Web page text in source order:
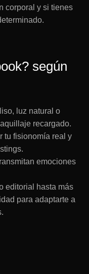
corporal y si tienes
según
luz natural o
recargado.
tu fisionomía real y
emociones
editorial hasta más
para adaptarte a